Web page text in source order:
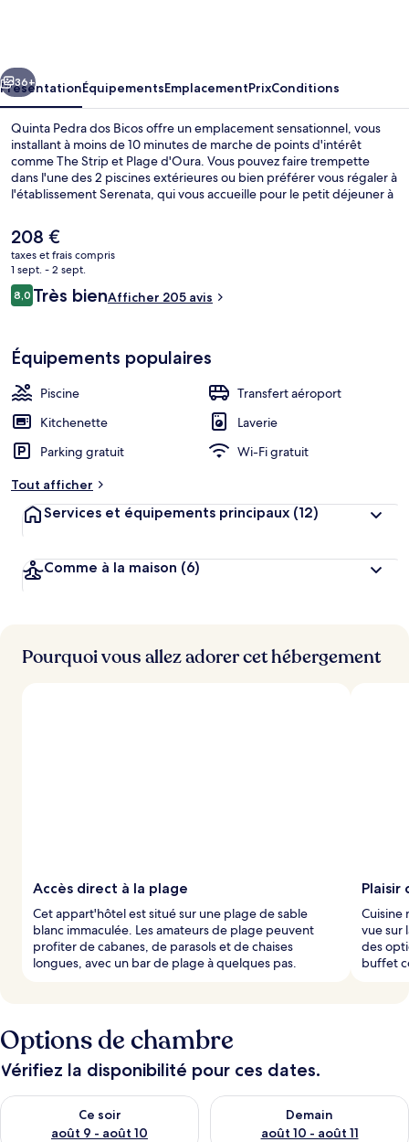
Suivant
36+
PrésentationÉquipementsEmplacementPrixConditions
Quinta Pedra dos Bicos offre un emplacement sensationnel, vous
installant à moins de 10 minutes de marche de points d'intérêt
comme The Strip et Plage d'Oura. Vous pouvez faire trempette
dans l'une des 2 piscines extérieures ou bien préférer vous régaler à
l'établissement Serenata, qui vous accueille pour le petit déjeuner à
détente est reine grâce à un bar à la plage et une piscine pour
enfants ! appartements offrent par ailleurs de petits plus comme
une kitchenette et un canapé-lit. Pratique, non ?
Le
prix
actuel
est
de
208 €
taxes et frais compris
1 sept. - 2 sept.
Avis
voyageurs
8,08,0 sur 10
Très bienAfficher 205 avis
Équipements populaires
Piscine
Transfert aéroport
Kitchenette
Laverie
Parking gratuit
Wi-Fi gratuit
Tout afficher
Services et équipements principaux (12)
Comme à la maison (6)
Pourquoi vous allez adorer cet hébergement
Accès direct à la plage
Cet appart'hôtel est situé sur une plage de sable
blanc immaculée. Les amateurs de plage peuvent
profiter de cabanes, de parasols et de chaises
longues, avec un bar de plage à quelques pas.
Plaisir
Cuisine
vue sur
des
buffet
Options de chambre
Vérifiez la disponibilité pour ces dates.
Ce soir
août 9 - août 10
Vérifier la disponibilité pour ce soir août 9 - août 10
Demain
août 10 - août 11
Vérifier la disponibilité pour